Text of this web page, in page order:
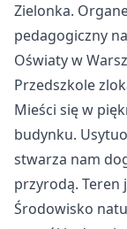
Zielonka.
pedagogiczny
Oświaty w
Przedszkole
Mieści się w
budynku.
stwarza nam
przyrodą. Teren
Środowisko